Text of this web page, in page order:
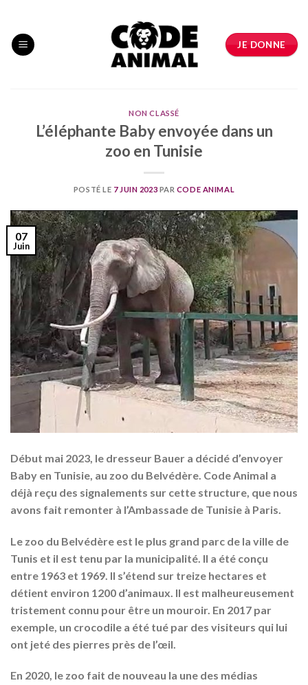
content
JE DONNE
NON CLASSÉ
L’éléphante Baby envoyée dans un
zoo en Tunisie
POSTÉ LE 7 JUIN 2023 PAR CODE ANIMAL
07
Juin
Début mai 2023, le dresseur Bauer a décidé d’envoyer
Baby en Tunisie, au zoo du Belvédère. Code Animal a
déjà reçu des signalements sur cette structure, que nous
avons fait remonter à l’Ambassade de Tunisie à Paris.
Le zoo du Belvédère est le plus grand parc de la ville de
Tunis et il est tenu par la municipalité. Il a été conçu
entre 1963 et 1969. Il s’étend sur treize hectares et
détient environ 1200 d’animaux. Il est malheureusement
tristement connu pour être un mouroir. En 2017 par
exemple, un crocodile a été tué par des visiteurs qui lui
ont jeté des pierres près de l’œil.
En 2020, le zoo fait de nouveau la une des médias